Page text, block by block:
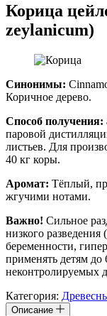
Корица
zeylanicum)
Синонимы:
Коричное дерево.
Способ получения:
паровой
листьев. Для
40 кг коры.
Аромат: Тёплый,
жгучими нотами.
Важно! Сильное
низкого
беременности,
применять детям до
неконтролируемых
Категория:
Описание